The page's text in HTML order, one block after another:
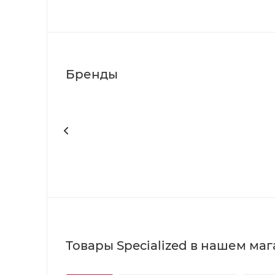
Бренды
Товары Specialized в нашем